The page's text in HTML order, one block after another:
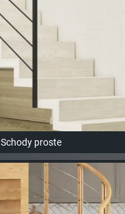
Schody proste